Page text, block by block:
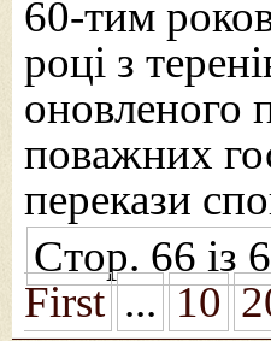
60-тим
році з
оновленого
поважних
перекази
Стор. 66 із
First ... 10